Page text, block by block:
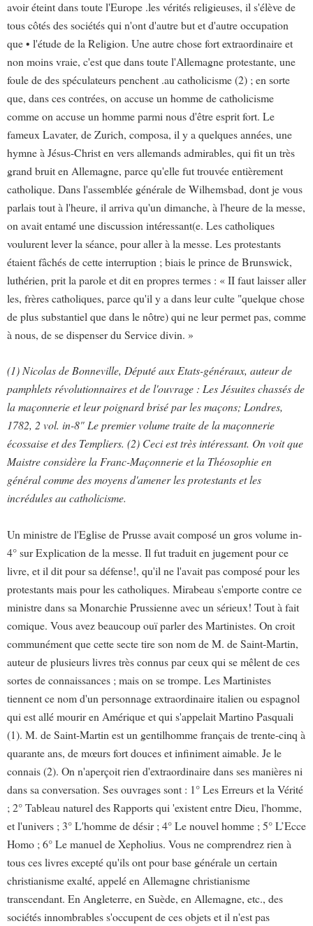
avoir éteint dans toute l'Europe .les vérités religieuses, il s'élève de
tous côtés des sociétés qui n'ont d'autre but et d'autre occupation
que • l'étude de la Religion. Une autre chose fort extraordinaire et
non moins vraie, c'est que dans toute l'Allemagne protestante, une
foule de des spéculateurs penchent .au catholicisme (2) ; en sorte
que, dans ces contrées, on accuse un homme de catholicisme
comme on accuse un homme parmi nous d'être esprit fort. Le
fameux Lavater, de Zurich, composa, il y a quelques années, une
hymne à Jésus-Christ en vers allemands admirables, qui fit un très
grand bruit en Allemagne, parce qu'elle fut trouvée entièrement
catholique. Dans l'assemblée générale de Wilhemsbad, dont je vous
parlais tout à l'heure, il arriva qu'un dimanche, à l'heure de la messe,
on avait entamé une discussion intéressant(e. Les catholiques
voulurent lever la séance, pour aller à la messe. Les protestants
étaient fâchés de cette interruption ; biais le prince de Brunswick,
luthérien, prit la parole et dit en propres termes : « II faut laisser aller
les, frères catholiques, parce qu'il y a dans leur culte "quelque chose
de plus substantiel que dans le nôtre) qui ne leur permet pas, comme
à nous, de se dispenser du Service divin. »
(1) Nicolas de Bonneville, Député aux Etats-généraux, auteur de
pamphlets révolutionnaires et de l'ouvrage : Les Jésuites chassés de
la maçonnerie et leur poignard brisé par les maçons; Londres,
1782, 2 vol. in-8" Le premier volume traite de la maçonnerie
écossaise et des Templiers. (2) Ceci est très intéressant. On voit que
Maistre considère la Franc-Maçonnerie et la Théosophie en
général comme des moyens d'amener les protestants et les
incrédules au catholicisme.
Un ministre de l'Eglise de Prusse avait composé un gros volume in-
4° sur Explication de la messe. Il fut traduit en jugement pour ce
livre, et il dit pour sa défense!, qu'il ne l'avait pas composé pour les
protestants mais pour les catholiques. Mirabeau s'emporte contre ce
ministre dans sa Monarchie Prussienne avec un sérieux! Tout à fait
comique. Vous avez beaucoup ouï parler des Martinistes. On croit
communément que cette secte tire son nom de M. de Saint-Martin,
auteur de plusieurs livres très connus par ceux qui se mêlent de ces
sortes de connaissances ; mais on se trompe. Les Martinistes
tiennent ce nom d'un personnage extraordinaire italien ou espagnol
qui est allé mourir en Amérique et qui s'appelait Martino Pasquali
(1). M. de Saint-Martin est un gentilhomme français de trente-cinq à
quarante ans, de mœurs fort douces et infiniment aimable. Je le
connais (2). On n'aperçoit rien d'extraordinaire dans ses manières ni
dans sa conversation. Ses ouvrages sont : 1° Les Erreurs et la Vérité
; 2° Tableau naturel des Rapports qui 'existent entre Dieu, l'homme,
et l'univers ; 3° L'homme de désir ; 4° Le nouvel homme ; 5° L’Ecce
Homo ; 6° Le manuel de Xepholius. Vous ne comprendrez rien à
tous ces livres excepté qu'ils ont pour base générale un certain
christianisme exalté, appelé en Allemagne christianisme
transcendant. En Angleterre, en Suède, en Allemagne, etc., des
sociétés innombrables s'occupent de ces objets et il n'est pas